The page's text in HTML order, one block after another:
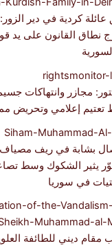
في دير الزور: توثيق
على يد قوات
وانتهاكات جسيمة بحق
وتحريض ممنهج
في ريف مصياف
وسط تصاعد
سوريا
للطائفة العلوية